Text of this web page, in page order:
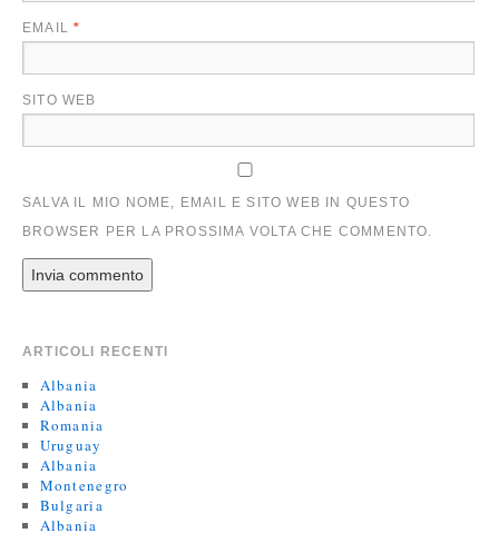
EMAIL*
SITO WEB
SALVA IL MIO NOME, EMAIL E SITO WEB IN QUESTO
BROWSER PER LA PROSSIMA VOLTA CHE COMMENTO.
ARTICOLI RECENTI
Albania
Albania
Romania
Uruguay
Albania
Montenegro
Bulgaria
Albania